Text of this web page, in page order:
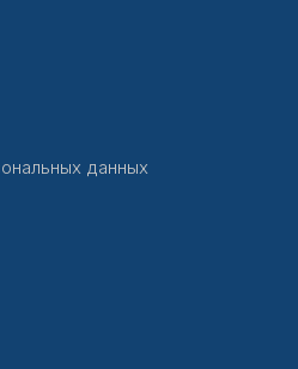
данных